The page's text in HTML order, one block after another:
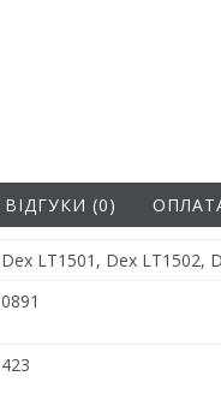
ВІДГУКИ (0)
Dex LT1501, Dex LT1502,
0891
423